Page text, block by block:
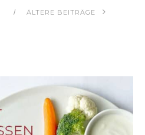
ÄLTERE BEITRÄGE